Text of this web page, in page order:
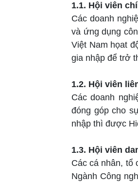
1.1. Hội viên
Các doanh
và ứng dụng
Việt Nam họat
gia nhập để trở
1.2. Hội viên
Các doanh
đóng góp cho
nhập thì được
1.3. Hội viên
Các cá nhân, tổ
Ngành Công